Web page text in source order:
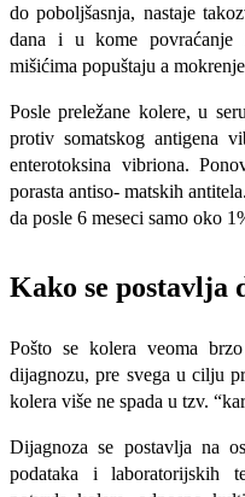
do poboljšasnja, nastaje
dana i u kome
mišićima popuštaju a
Posle preležane kole­re, u
pro­tiv somatskog antigena
enterotoksina vibriona.
porasta antiso- matskih
da posle 6 meseci samo oko
Kako se postavlja
Pošto se kolera veoma
dijagnozu, pre svega u cilju
ko­lera više ne spada u tzv.
Dijagnoza se postavlja na
podataka i laboratorijskih